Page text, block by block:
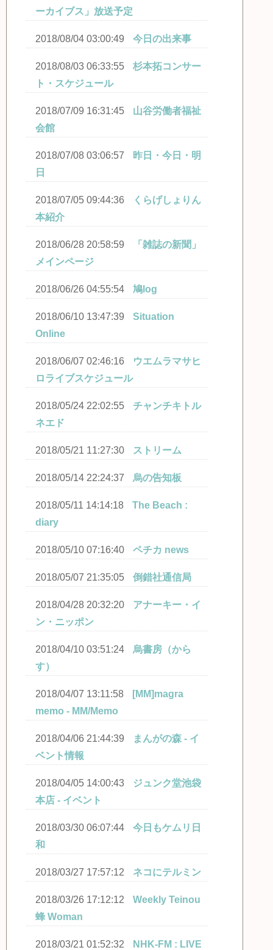
ーカイブス」放送予定
2018/08/04 03:00:49 今日の出来事
2018/08/03 06:33:55
杉本拓コンサー
ト・スケジュール
2018/07/09 16:31:45
山谷労働者福祉
会館
2018/07/08 03:06:57
昨日・今日・明
日
2018/07/05 09:44:36
くらげしょりん
本紹介
2018/06/28 20:58:59
「雑誌の新聞」
メインページ
2018/06/26 04:55:54 鳩log
2018/06/10 13:47:39
Situation
Online
2018/06/07 02:46:16
ウエムラマサヒ
ロライブスケジュール
2018/05/24 22:02:55
チャンチキトル
ネエド
2018/05/21 11:27:30 ストリーム
2018/05/14 22:24:37 烏の告知板
2018/05/11 14:14:18
The Beach :
diary
2018/05/10 07:16:40 ペチカ news
2018/05/07 21:35:05 倒錯社通信局
2018/04/28 20:32:20
アナーキー・イ
ン・ニッポン
2018/04/10 03:51:24
烏書房（から
す）
2018/04/07 13:11:58
[MM]magra
memo - MM/Memo
2018/04/06 21:44:39
まんがの森 - イ
ベント情報
2018/04/05 14:00:43
ジュンク堂池袋
本店 - イベント
2018/03/30 06:07:44
今日もケムリ日
和
2018/03/27 17:57:12 ネコにテルミン
2018/03/26 17:12:12
Weekly Teinou
蜂 Woman
2018/03/21 01:52:32
NHK-FM : LIVE